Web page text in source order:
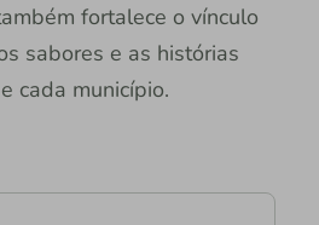
fortalece o vínculo
sabores e as histórias
cada município.